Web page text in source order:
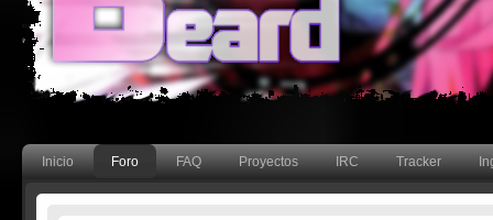
Inicio Foro FAQ Proyectos IRC Tracker